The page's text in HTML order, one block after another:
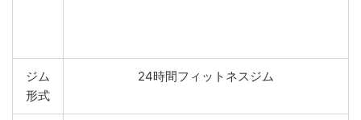
ジム
形式
24時間フィットネスジム